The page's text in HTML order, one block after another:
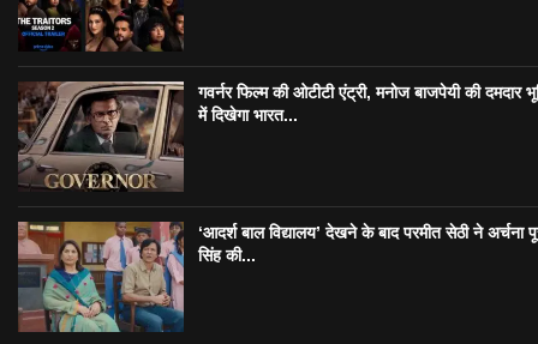
गवर्नर फिल्म की ओटीटी एंट्री, मनोज बाजपेयी की दमदार
में दिखेगा भारत...
‘आदर्श बाल विद्यालय’ देखने के बाद परमीत सेठी ने अर्चना
सिंह की...